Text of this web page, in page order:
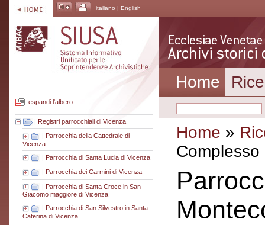
italiano | English
espandi l'albero
| Registri parrocchiali di Vicenza
| Parrocchia della Cattedrale di
Vicenza
| Parrocchia di Santa Lucia di Vicenza
Parrocchia dei Carmini di Vicenza
| Parrocchia di Santa Croce in San
Giacomo maggiore di Vicenza
Parrocchia di San Silvestro in Santa
Caterina di Vicenza
Home
Home »